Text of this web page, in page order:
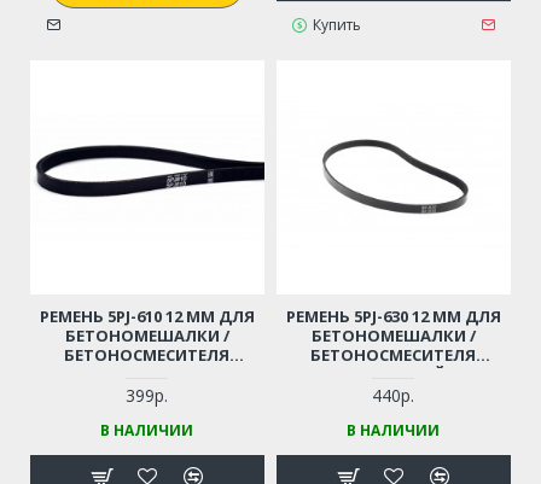
Купить
РЕМЕНЬ 5PJ-610 12 ММ ДЛЯ
БЕТОНОМЕШАЛКИ /
БЕТОНОСМЕСИТЕЛЯ
/ 152 / 170 / 172, ATIKА
(РЕЗИНОВЫЙ)
399р.
В НАЛИЧИИ
РЕМЕНЬ 5PJ-630 12 ММ ДЛЯ
БЕТОНОМЕШАЛКИ /
БЕТОНОСМЕСИТЕЛЯ
(РЕЗИНОВЫЙ)
440р.
В НАЛИЧИИ